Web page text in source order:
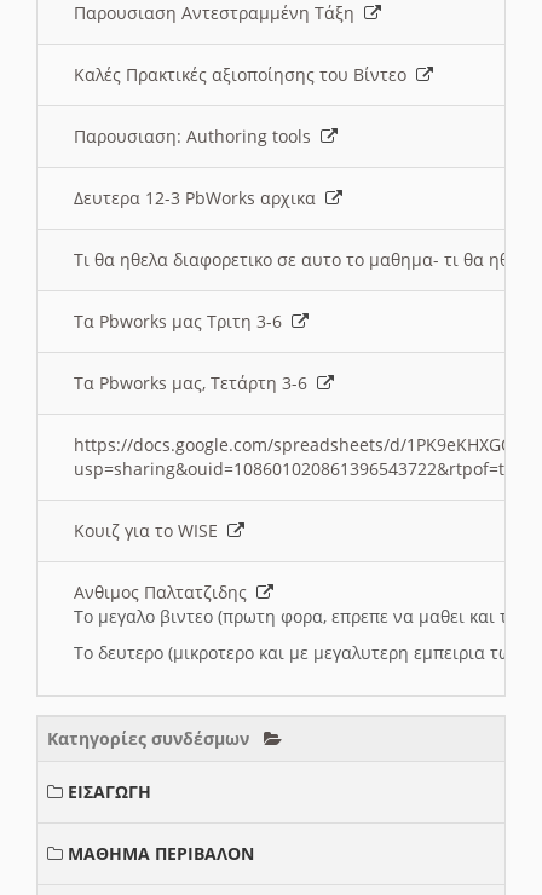
Παρουσιαση Αντεστραμμένη Τάξη
Καλές Πρακτικές αξιοποίησης του Βίντεο
Παρουσιαση: Authoring tools
Δευτερα 12-3 PbWorks αρχικα
Τι θα ηθελα διαφορετικο σε αυτο το μαθημα- τι θα
Τα Pbworks μας Τριτη 3-6
Τα Pbworks μας, Τετάρτη 3-6
https://docs.google.com/spreadsheets/d/
Κουιζ για το WISE
Ανθιμος Παλτατζιδης
Το μεγαλο βιντεο (πρωτη φορα, επρεπε να μαθει και το
Το δευτερο (μικροτερο και με μεγαλυτερη εμπειρια
Κατηγορίες συνδέσμων
ΕΙΣΑΓΩΓΗ
ΜΑΘΗΜΑ ΠΕΡΙΒΑΛΟΝ